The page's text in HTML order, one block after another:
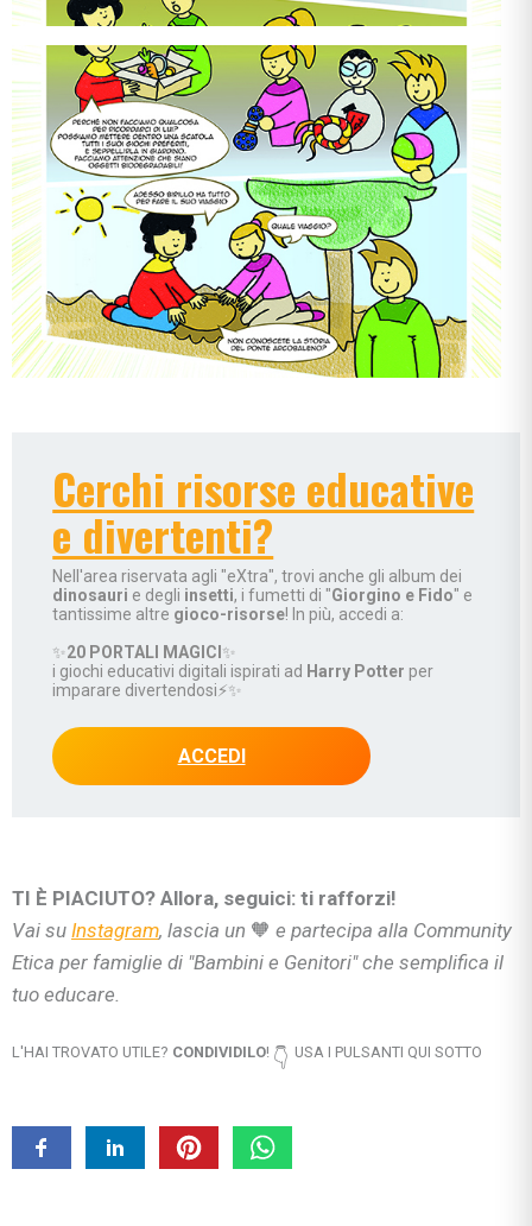
Cerchi risorse educative
e divertenti?
Nell'area riservata agli "eXtra", trovi anche gli album dei
dinosauri e degli insetti, i fumetti di "Giorgino e Fido" e
tantissime altre gioco-risorse! In più, accedi a:
✨20 PORTALI MAGICI ✨
i giochi educativi digitali ispirati ad Harry Potter per
imparare divertendosi⚡✨
ACCEDI
TI È PIACIUTO? Allora, seguici: ti rafforzi!
Vai su Instagram, lascia un 🧡 e partecipa alla Community
Etica per famiglie di "Bambini e Genitori" che semplifica il
tuo educare.
L'HAI TROVATO UTILE? CONDIVIDILO! 👇 USA I PULSANTI QUI SOTTO